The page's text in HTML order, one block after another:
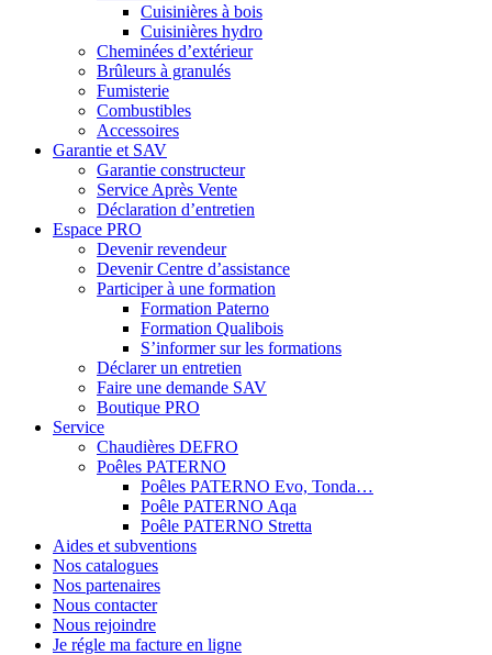
Cuisinières à bois
Cuisinières hydro
Cheminées d’extérieur
Brûleurs à granulés
Fumisterie
Combustibles
Accessoires
Garantie et SAV
Garantie constructeur
Service Après Vente
Déclaration d’entretien
Espace PRO
Devenir revendeur
Devenir Centre d’assistance
Participer à une formation
Formation Paterno
Formation Qualibois
S’informer sur les formations
Déclarer un entretien
Faire une demande SAV
Boutique PRO
Service
Chaudières DEFRO
Poêles PATERNO
Poêles PATERNO Evo, Tonda…
Poêle PATERNO Aqa
Poêle PATERNO Stretta
Aides et subventions
Nos catalogues
Nos partenaires
Nous contacter
Nous rejoindre
Je régle ma facture en ligne